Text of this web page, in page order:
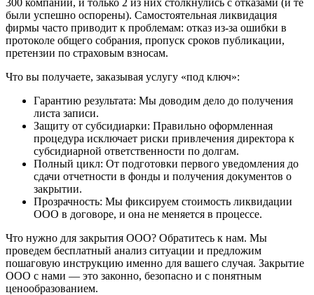
были успешно оспорены). Самостоятельная ликвидация
фирмы часто приводит к проблемам: отказ из-за ошибки в
протоколе общего собрания, пропуск сроков публикации,
претензии по страховым взносам.
Что вы получаете, заказывая услугу «под ключ»:
Гарантию результата: Мы доводим дело до получения
листа записи.
Защиту от субсидиарки: Правильно оформленная
процедура исключает риски привлечения директора к
субсидиарной ответственности по долгам.
Полный цикл: От подготовки первого уведомления до
сдачи отчетности в фонды и получения документов о
закрытии.
Прозрачность: Мы фиксируем стоимость ликвидации
ООО в договоре, и она не меняется в процессе.
Что нужно для закрытия ООО? Обратитесь к нам. Мы
проведем бесплатный анализ ситуации и предложим
пошаговую инструкцию именно для вашего случая. Закрытие
ООО с нами — это законно, безопасно и с понятным
ценообразованием.